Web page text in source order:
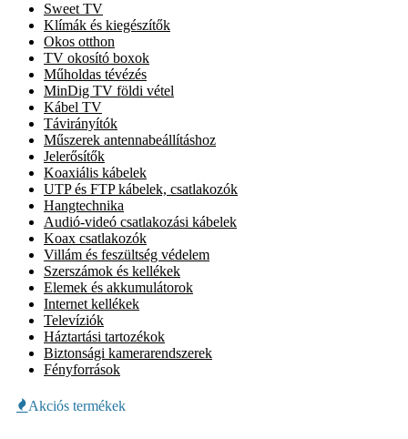
Sweet TV
Klímák és kiegészítők
Okos otthon
TV okosító boxok
Műholdas tévézés
MinDig TV földi vétel
Kábel TV
Távirányítók
Műszerek antennabeállításhoz
Jelerősítők
Koaxiális kábelek
UTP és FTP kábelek, csatlakozók
Hangtechnika
Audió-videó csatlakozási kábelek
Koax csatlakozók
Villám és feszültség védelem
Szerszámok és kellékek
Elemek és akkumulátorok
Internet kellékek
Televíziók
Háztartási tartozékok
Biztonsági kamerarendszerek
Fényforrások
Akciós termékek